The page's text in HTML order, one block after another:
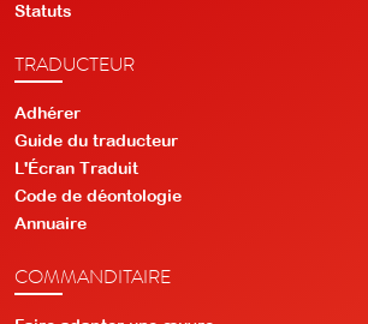
Statuts
TRADUCTEUR
Adhérer
Guide du traducteur
L'Écran Traduit
Code de déontologie
Annuaire
COMMANDITAIRE